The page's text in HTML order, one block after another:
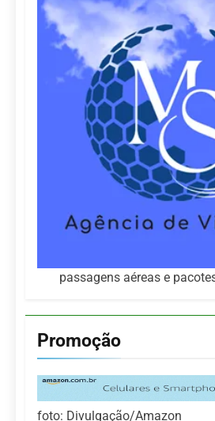
passagens aéreas e
Promoção
foto: Divulgação/Amazon